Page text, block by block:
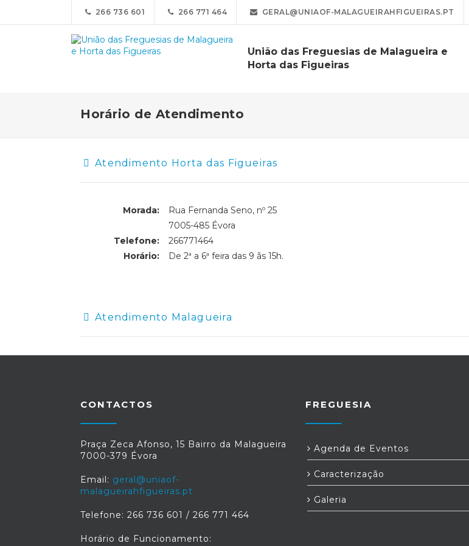
266 736 601 266 771 464 GERAL@UNIAOF-MALAGUEIRAHFIGUEIRAS.PT
União das Freguesias de Malagueira e
Horta das Figueiras
Horário de Atendimento
Atendimento Horta das Figueiras
Morada:
Rua Fernanda Seno, nº 25
7005-485 Évora
Telefone:
266771464
Horário:
De 2ª a 6ª feira das 9 ãs 15h.
Atendimento Malagueira
CONTACTOS
Praça Zeca Afonso, 15 Bairro da Malagueira
7000-379 Évora
Email: geral@uniaof-
malagueirahfigueiras.pt
Telefone: 266 736 601 / 266 771 464
Horário de Funcionamento:
FREGUESIA
Agenda de Eventos
Caracterização
Galeria